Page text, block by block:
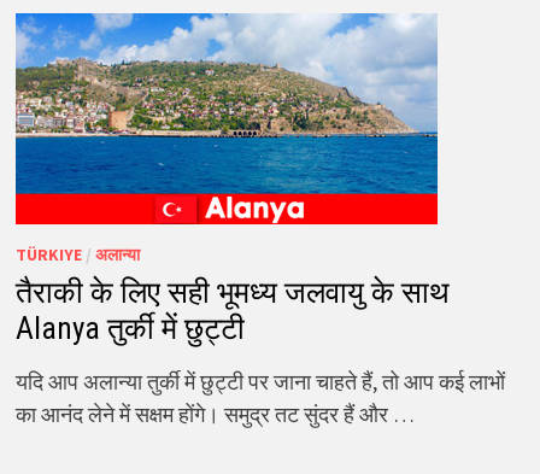
TÜRKIYE/ अलान्या
तैराकी के लिए सही भूमध्य जलवायु के साथ
Alanya तुर्की में छुट्टी
यदि आप अलान्या तुर्की में छुट्टी पर जाना चाहते हैं, तो आप कई लाभों
का आनंद लेने में सक्षम होंगे। समुद्र तट सुंदर हैं और …